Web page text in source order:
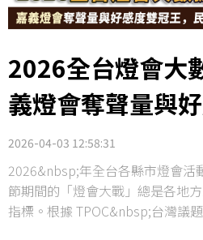
2026全台燈會大
義燈會奪聲量與
民眾最在意「這兩
2026-04-03 12:58:31
2026&nbsp;年全台各縣市燈會活
節期間的「燈會大戰」總是各地
指標。根據 TPOC&nbsp;台灣議